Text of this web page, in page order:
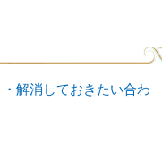
解消しておきたい合わ